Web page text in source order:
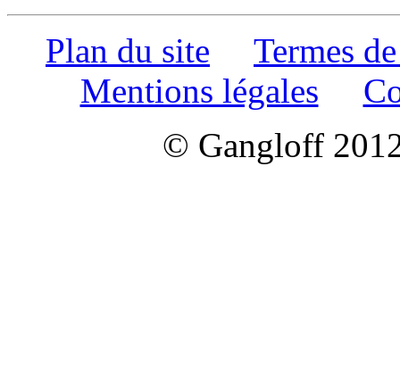
Plan du site
Termes
Mentions légales
© Gangloff